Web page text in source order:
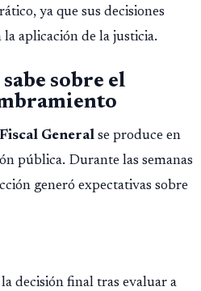
ya que sus decisiones
aplicación de la justicia.
sobre el
Fiscal General se produce en
pública. Durante las semanas
generó expectativas sobre
decisión final tras evaluar a